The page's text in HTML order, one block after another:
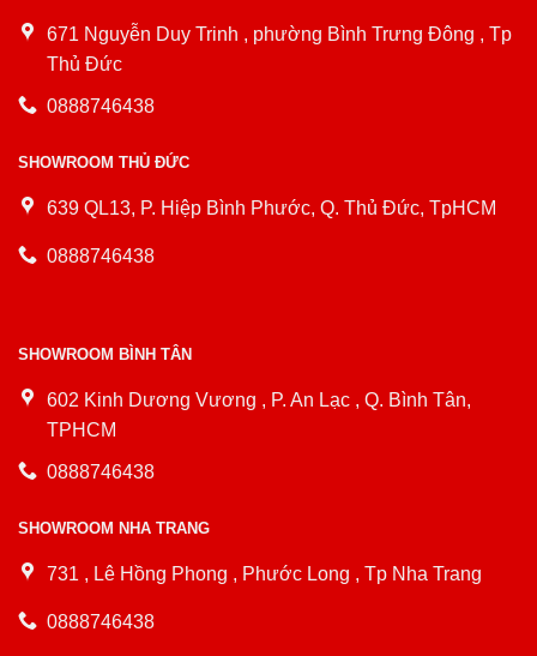
671 Nguyễn Duy Trinh , phường Bình Trưng Đông , Tp
Thủ Đức
0888746438
SHOWROOM THỦ ĐỨC
639 QL13, P. Hiệp Bình Phước, Q. Thủ Đức, TpHCM
0888746438
SHOWROOM BÌNH TÂN
602 Kinh Dương Vương , P. An Lạc , Q. Bình Tân,
TPHCM
0888746438
SHOWROOM NHA TRANG
731 , Lê Hồng Phong , Phước Long , Tp Nha Trang
0888746438